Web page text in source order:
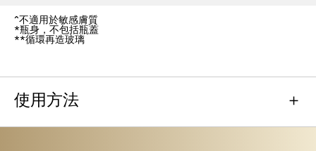
^不適用於敏感膚質
*瓶身，不包括瓶蓋
**循環再造玻璃
使用方法